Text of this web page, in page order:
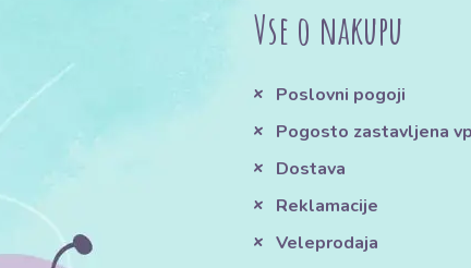
Vse o nakupu
Poslovni pogoji
Pogosto zastavljena
Dostava
Reklamacije
Veleprodaja